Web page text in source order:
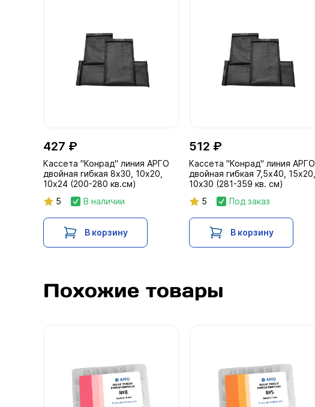
427 ₽
Кассета "Конрад" линия АРГО
двойная гибкая 8х30, 10х20,
10х24 (200-280 кв.см)
5
В наличии
В корзину
512 ₽
Кассета "Конрад" линия АРГО
двойная гибкая 7,5х40, 15х20,
10х30 (281-359 кв. см)
5
Под заказ
В корзину
Похожие товары